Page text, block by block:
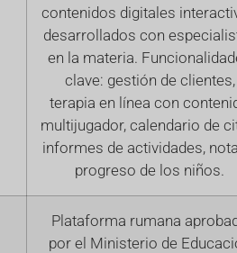
contenidos digitales
desarrollados con
en la materia.
clave: gestión de clientes,
terapia en línea con
multijugador, calendario de
informes de actividades,
progreso de los niños.
Plataforma rumana
por el Ministerio de